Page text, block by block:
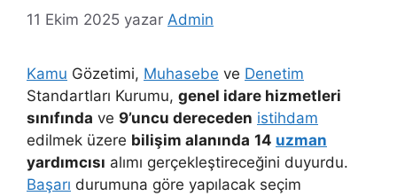
11 Ekim 2025 yazar Admin
Kamu Gözetimi, Muhasebe ve Denetim
Standartları Kurumu, genel idare hizmetleri
sınıfında ve 9’uncu dereceden istihdam
edilmek üzere bilişim alanında 14 uzman
yardımcısı alımı gerçekleştireceğini duyurdu.
Başarı durumuna göre yapılacak seçim